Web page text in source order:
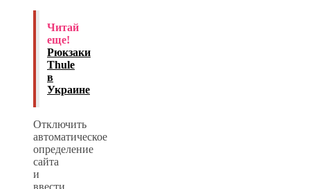
Читай
еще!
Рюкзаки
Thule
в
Украине
Отключить
автоматическое
определение
сайта
и